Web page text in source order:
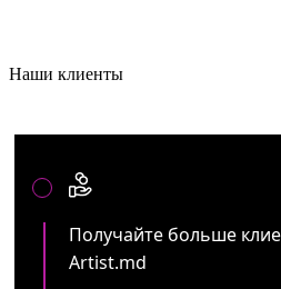
Наши клиенты
Получайте больше
Artist.md